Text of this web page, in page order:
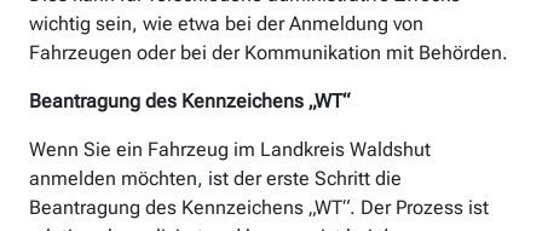
wichtig sein, wie etwa bei der Anmeldung von
Fahrzeugen oder bei der Kommunikation mit Behörden.
Beantragung des Kennzeichens „WT“
Wenn Sie ein Fahrzeug im Landkreis Waldshut
anmelden möchten, ist der erste Schritt die
Beantragung des Kennzeichens „WT“. Der Prozess ist